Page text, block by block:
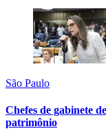
São Paulo
Chefes de gabinete
patrimônio